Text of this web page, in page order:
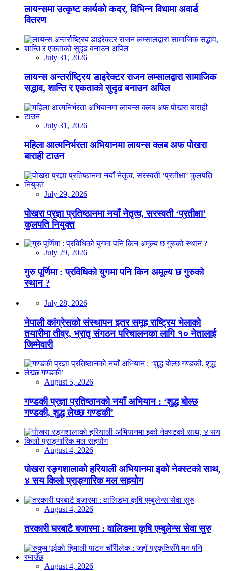
लायन्समा उत्कृष्ट कार्यको कदर, विभिन्न विधामा अवार्ड
वितरण
July 31, 2026
लायन्स अन्तर्राष्ट्रिय डाइरेक्टर राजन लम्सालद्वारा सामाजिक
सद्भाव, शान्ति र एकताको सुदृढ बनाउन अपिल
July 31, 2026
महिला आत्मनिर्भरता अभियानमा लायन्स क्लब अफ पोखरा
बाराही टाउन
July 29, 2026
पोखरा प्रज्ञा प्रतिष्ठानमा नयाँ नेतृत्व, सरस्वती ‘प्रतीक्षा’
कुलपति नियुक्त
July 29, 2026
गुरु पूर्णिमा : प्रविधिको युगमा पनि किन अमूल्य छ गुरुको
स्थान ?
July 28, 2026
नेपाली कांग्रेसको संस्थापन इतर समूह राष्ट्रिय भेलाको
तयारीमा तीव्र, भ्रातृ संगठन परिचालनका लागि १० नेतालाई
जिम्मेवारी
August 5, 2026
गण्डकी प्रज्ञा प्रतिष्ठानको नयाँ अभियान : ‘शुद्ध बोल्छ
गण्डकी, शुद्ध लेख्छ गण्डकी’
August 4, 2026
पोखरा रङ्गशालाको हरियाली अभियानमा इको नेक्स्टको साथ,
४ सय किलो प्राङ्गारिक मल सहयोग
August 4, 2026
तरकारी घरबाटै बजारमा : वालिङमा कृषि एम्बुलेन्स सेवा सुरु
August 4, 2026